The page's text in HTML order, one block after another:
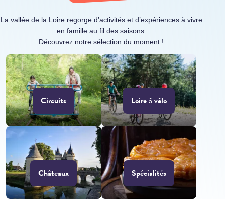
La vallée de la Loire regorge d’activités et d’expériences à vivre
en famille au fil des saisons.
Découvrez notre sélection du moment !
Circuits Loire à vélo
Châteaux Spécialités